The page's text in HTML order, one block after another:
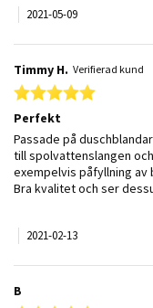
2021-05-09
Timmy H. Verifierad kund
5.0 star
Perfekt
Review by Timmy H. on
review stating Perfekt
Passade på
till spolvattenslangen
exempelvis påfyllning av
Bra kvalitet och ser
2021-02-13
B